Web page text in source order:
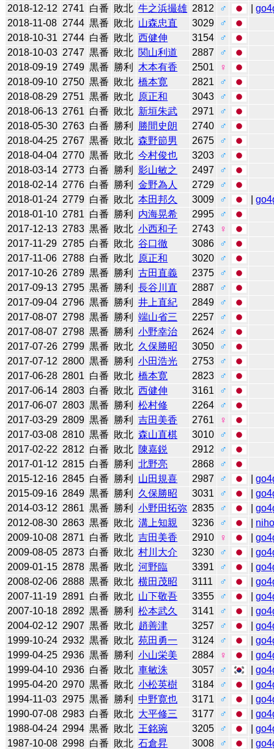
2018-12-12 2741 白番 敗北 牛之浜撮雄 2812 ♂ |
2018-11-08 2744 黒番 敗北 山森忠直 3029
♂
2018-10-31 2744 白番 敗北 西健伸 3154
♂
2018-10-03 2747 黒番 敗北 関山利道 2887
♂
2018-09-19 2749 黒番 勝利 木本有香 2501
♀
2018-09-10 2750 黒番 敗北 橋本寛 2821
♂
2018-08-29 2751 黒番 敗北 原正和 3043
♂
2018-06-13 2761 白番 敗北 新垣朱武 2971
♂
2018-05-30 2763 白番 勝利 勝間史朗 2740
♂
2018-04-25 2767 黒番 敗北 森野節男 2675
♂
2018-04-04 2770 黒番 敗北 今村俊也 3203
♂
2018-03-14 2773 白番 勝利 影山敏之 2497
♂
2018-02-14 2776 白番 勝利 金野為人 2729
♂
2018-01-24 2779 白番 敗北 本田邦久 3009 ♂ |
2018-01-10 2781 白番 勝利 内海晃希 2995
♂
2017-12-13 2783 黒番 敗北 小西和子 2743
♀
2017-11-29 2785 白番 敗北 谷口徹 3086
♂
2017-11-06 2788 白番 敗北 原正和 3020
♂
2017-10-26 2789 黒番 勝利 古田直義 2375
♂
2017-09-13 2795 黒番 勝利 長谷川直 2887
♂
2017-09-04 2796 黒番 勝利 井上直紀 2849
♂
2017-08-07 2798 黒番 勝利 端山省三 2257
♂
2017-08-07 2798 黒番 勝利 小野幸治 2624
♂
2017-07-26 2799 黒番 敗北 久保勝昭 3050
♂
2017-07-12 2800 黒番 勝利 小田浩光 2753
♂
2017-06-28 2801 白番 敗北 橋本寛 2823
♂
2017-06-14 2803 白番 敗北 西健伸 3161
♂
2017-06-07 2803 黒番 勝利 松村修 2264
♂
2017-03-29 2809 黒番 勝利 吉田美香 2761
♀
2017-03-08 2810 黒番 敗北 森山直棋 3010
♂
2017-02-22 2812 白番 敗北 陳嘉鋭 2912
♂
2017-01-12 2815 白番 勝利 北野亮 2868
♂
2015-12-16 2845 白番 勝利 山田規喜 2987 ♂ |
2015-09-16 2849 黒番 勝利 久保勝昭 3031 ♂ |
2014-03-12 2861 黒番 勝利 小野田拓弥 2835 ♂ |
2012-08-30 2863 黒番 敗北 溝上知親 3236 ♂
2009-10-08 2871 白番 敗北 吉田美香 2910 ♀ |
2009-08-05 2873 白番 敗北 村川大介 3230 ♂ |
2009-01-15 2878 黒番 敗北 河野臨 3391 ♂ |
2008-02-06 2888 黒番 敗北 横田茂昭 3111 ♂ |
2007-11-19 2891 白番 敗北 山下敬吾 3355 ♂ |
2007-10-18 2892 黒番 勝利 松本武久 3141 ♂ |
2004-02-12 2907 黒番 敗北 趙善津 3257 ♂ |
1999-10-24 2932 黒番 敗北 苑田勇一 3124 ♂ |
1999-04-25 2936 黒番 勝利 小山栄美 2884 ♀ |
1999-04-10 2936 白番 敗北 車敏洙 3057 ♂ |
1995-04-20 2970 黒番 敗北 小松英樹 3184 ♂ |
1994-11-03 2975 黒番 勝利 中野寛也 3171 ♂ |
1990-07-08 2983 白番 敗北 大平修三 3177 ♂ |
1988-04-24 2994 黒番 敗北 王銘琬 3205 ♂ |
1987-10-08 2998 白番 敗北 石倉昇 3008 ♂ |